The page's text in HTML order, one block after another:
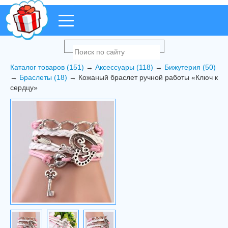
Каталог товаров (151) → Аксессуары (118) → Бижутерия (50)
→ Браслеты (18) → Кожаный браслет ручной работы «Ключ к
сердцу»